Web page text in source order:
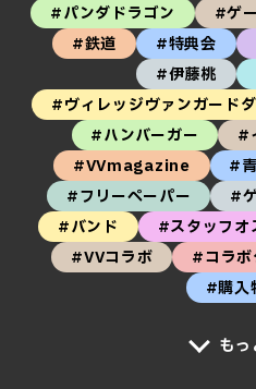
#パンダドラゴン
#ゲ
#鉄道
#特典会
#伊藤桃
#ヴィレッジヴァンガード
#ハンバーガー
#
#VVmagazine
#
#フリーペーパー
#
#バンド
#スタッフオ
#VVコラボ
#コラ
#購入
もっ